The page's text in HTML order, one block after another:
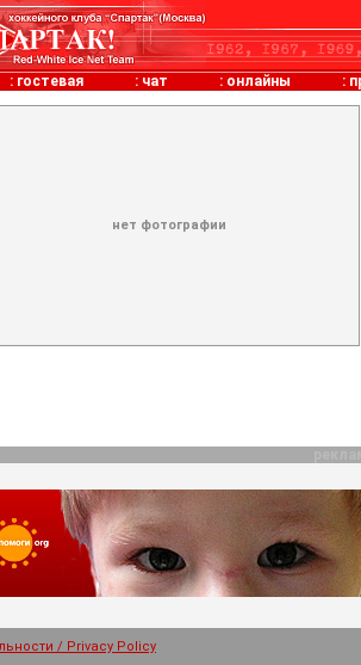
: гостевая : чат : онлайны :
нет фотографии
/ Privacy Policy